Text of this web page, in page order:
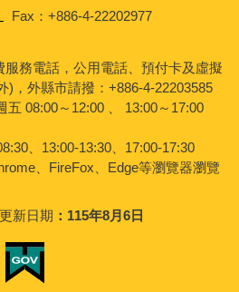
Fax：+886-4-22202977
務電話，公用電話、預付卡及虛擬
)，外縣市請撥：+886-4-22203585
五 08:00～12:00 、 13:00～17:00
、13:00-13:30、17:00-17:30
、FireFox、Edge等瀏覽器瀏覽
更新日期 115年8月6日